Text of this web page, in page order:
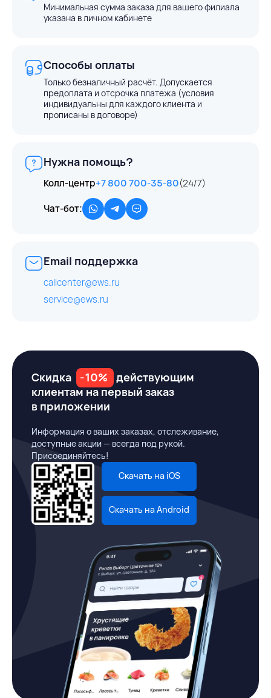
Минимальная сумма заказа для вашего филиала
указана в личном кабинете
Способы оплаты
Только безналичный расчёт. Допускается
предоплата и отсрочка платежа (условия
индивидуальны для каждого клиента и
прописаны в договоре)
Нужна помощь?
Колл-центр+7 800 700-35-80(24/7)
Чат-бот:
Email поддержка
callcenter@ews.ru
service@ews.ru
Скидка -10%
действующим
клиентам на первый заказ
в приложении
Информация о ваших заказах, отслеживание,
доступные акции — всегда под рукой.
Присоединяйтесь!
Скачать на iOS
Скачать на Android